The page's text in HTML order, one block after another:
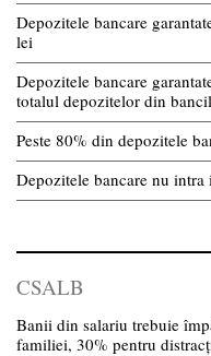
Depozitele bancare
lei
Depozitele bancare
totalul depozitelor din
Peste 80% din depozitele
Depozitele bancare nu
CSALB
Banii din salariu trebuie
familiei, 30% pentru